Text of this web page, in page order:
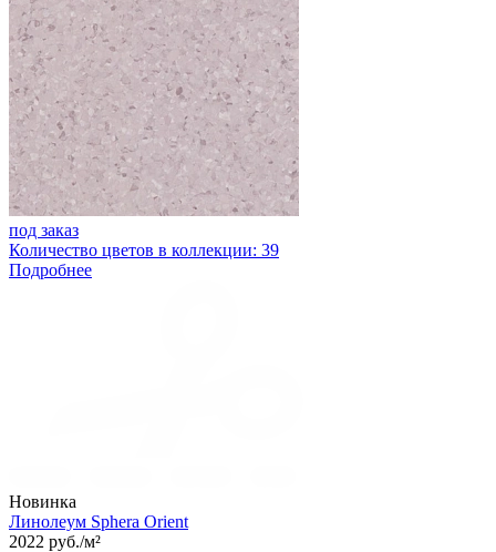
под заказ
Количество цветов в коллекции: 39
Подробнее
Новинка
Линолеум Sphera Orient
2022 руб./м²